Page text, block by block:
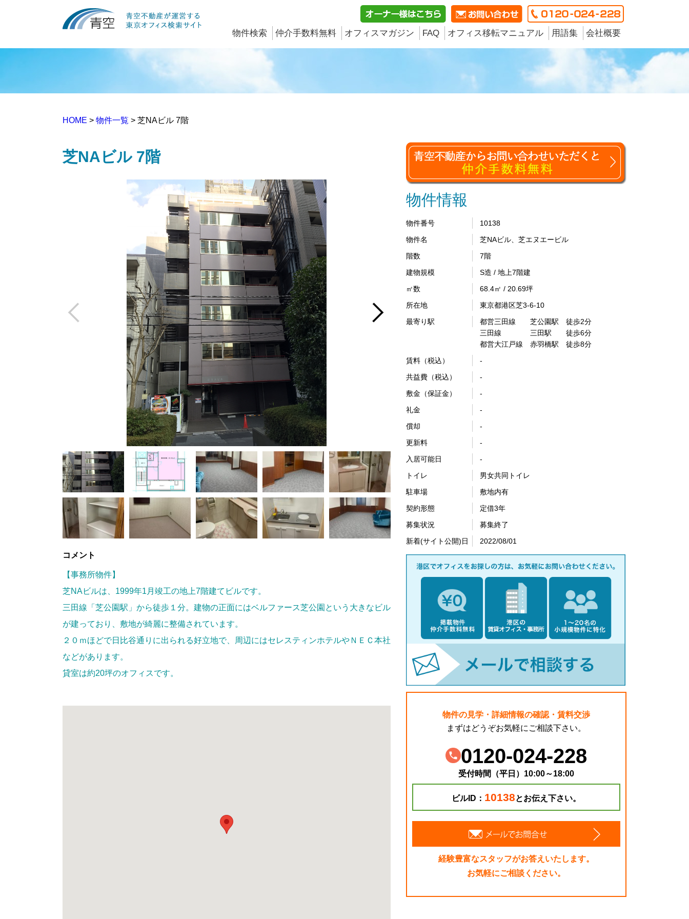
物件検索 仲介手数料無料 オフィスマガジン FAQ オフィス移転マニュアル 用語集 会社概要
HOME > 物件一覧 > 芝NAビル 7階
芝NAビル 7階
コメント
【事務所物件】
芝NAビルは、1999年1月竣工の地上7階建てビルです。
三田線「芝公園駅」から徒歩１分。建物の正面にはベルファース芝公園という大きなビル
が建っており、敷地が綺麗に整備されています。
２０ｍほどで日比谷通りに出られる好立地で、周辺にはセレスティンホテルやＮＥＣ本社
などがあります。
貸室は約20坪のオフィスです。
物件情報
物件番号
10138
物件名
芝NAビル、芝エヌエービル
階数
7階
建物規模
S造 / 地上7階建
㎡数
68.4㎡ / 20.69坪
所在地
東京都港区芝3-6-10
最寄り駅
都営三田線 芝公園駅 徒歩2分
三田線 三田駅 徒歩6分
都営大江戸線 赤羽橋駅 徒歩8分
賃料（税込）
-
共益費（税込）
-
敷金（保証金）
-
礼金
-
償却
-
更新料
-
入居可能日
-
トイレ
男女共同トイレ
駐車場
敷地内有
契約形態
定借3年
募集状況
募集終了
新着(サイト公開)日
2022/08/01
物件の見学・詳細情報の確認・賃料交渉
まずはどうぞお気軽にご相談下さい。
0120-024-228
受付時間（平日）10:00～18:00
ビルID： 10138とお伝え下さい。
経験豊富なスタッフがお答えいたします。
お気軽にご相談ください。